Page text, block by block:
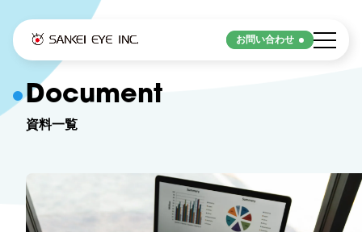
お問い合わせ
Strengths
サンケイアイの強み
サンケイアイの強み
Document
資料一覧